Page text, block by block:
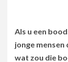
Als u een
jonge
wat zou die